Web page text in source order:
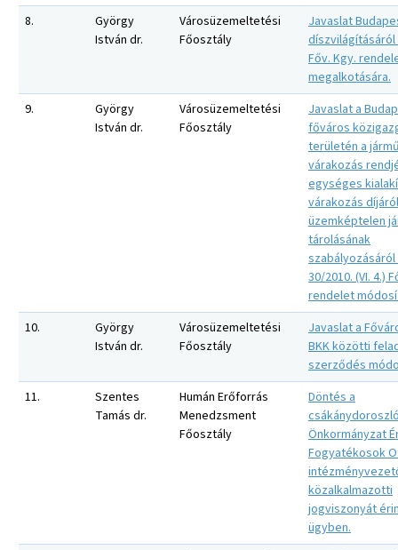
8.
György
István dr.
Városüzemeltetési
Főosztály
Javaslat
Főv. Kgy.
megalkotására.
9.
György
István dr.
Városüzemeltetési
Főosztály
Javaslat a
főváros
területén a
várakozás
egységes
várakozás
üzemképtelen
tárolásának
30/2010. (VI. 4.)
rendelet
10.
György
István dr.
Városüzemeltetési
Főosztály
Javaslat a
BKK közötti
szerződés
11.
Szentes
Tamás dr.
Humán Erőforrás
Menedzsment
Főosztály
Döntés a
Önkormányzat
Fogyatékosok
közalkalmazotti
jogviszonyát
ügyben.